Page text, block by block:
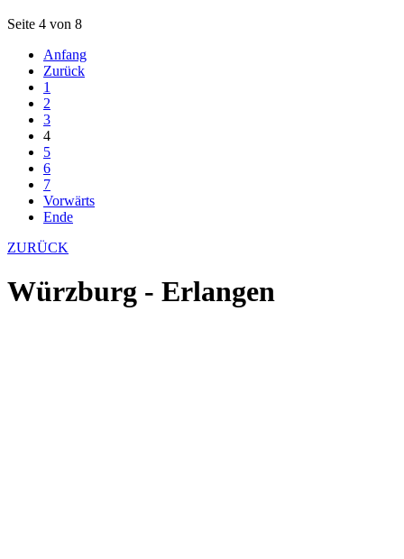
Seite 4 von 8
Anfang
Zurück
1
2
3
4
5
6
7
Vorwärts
Ende
ZURÜCK
Würzburg - Erlangen